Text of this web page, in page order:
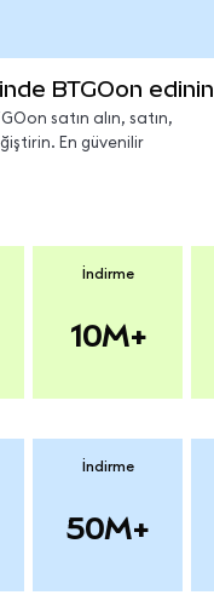
BTGOon edinin
satın alın, satın,
En güvenilir
İndirme
10M+
İndirme
50M+